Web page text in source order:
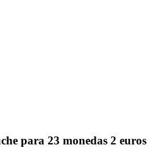
para 23 monedas 2 euros